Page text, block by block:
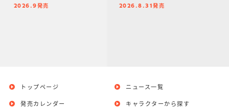
2026.9発売 2026.8.31発売
トップページ
発売カレンダー
ニュース一覧
キャラクターから探す